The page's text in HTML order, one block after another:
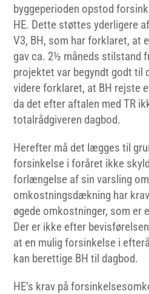
byggeperioden opstod
HE. Dette støttes yderligere
V3, BH, som har forklaret, at
gav ca. 2½ måneds stilstand
projektet var begyndt godt til
videre forklaret, at BH rejste
da det efter aftalen med TR
totalrådgiveren dagbod.
Herefter må det lægges til
forsinkelse i foråret ikke
forlængelse af sin varsling
omkostningsdækning har
øgede omkostninger, som er
Der er ikke efter
at en mulig forsinkelse i
kan berettige BH til dagbod.
HE’s krav på